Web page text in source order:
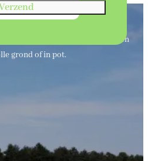
50 jaar uw leverancier van bos en
grond of in pot.